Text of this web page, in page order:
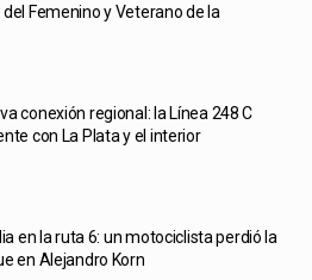
del Femenino y Veterano de la
conexión regional: la Línea 248 C
con La Plata y el interior
en la ruta 6: un motociclista perdió la
en Alejandro Korn